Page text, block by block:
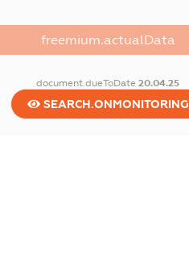
freemium.actualData
document.dueToDate20.04.25
SEARCH.ONMONITORING